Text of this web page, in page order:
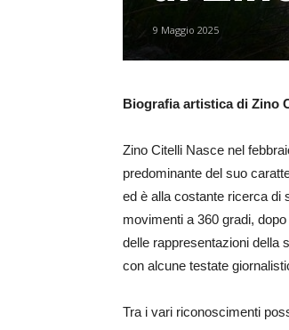
9 Maggio 2025
Biografia artistica di Zino
Zino Citelli Nasce nel
predominante del suo
ed è alla costante ricerca di
movimenti a 360 gradi,
delle rappresentazioni della
con alcune testate
Tra i vari riconoscimenti